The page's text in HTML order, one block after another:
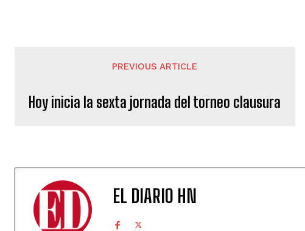
PREVIOUS ARTICLE
Hoy inicia la sexta jornada del torneo clausura
EL DIARIO HN